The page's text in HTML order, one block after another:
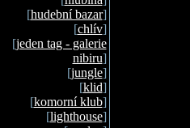
[hudební bazar]
[chlív]
[jeden tag - galerie
nibiru]
[jungle]
[klid]
[komorní klub]
[lighthouse]